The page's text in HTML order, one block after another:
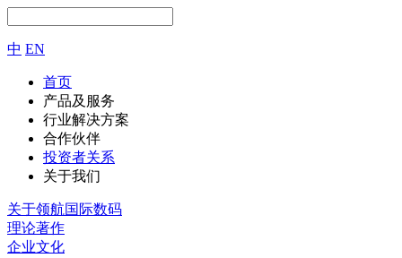
中 EN
首页
产品及服务
行业解决方案
合作伙伴
投资者关系
关于我们
关于领航国际数码
理论著作
企业文化